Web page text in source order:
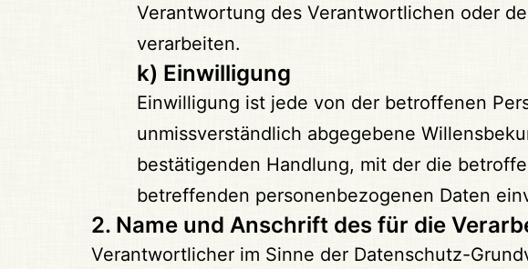
Verantwortung des Verantwortlichen oder
verarbeiten.
k) Einwilligung
Einwilligung ist jede von der betroffenen
unmissverständlich abgegebene
bestätigenden Handlung, mit der die
betreffenden personenbezogenen Daten
2. Name und Anschrift des für die
Verantwortlicher im Sinne der Datenschutz-